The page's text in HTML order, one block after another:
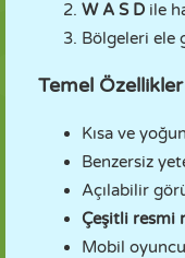
W A S D ile
Bölgeleri ele
Temel
Kısa ve
Benzersiz
Açılabilir
Çeşitli resmi
Mobil